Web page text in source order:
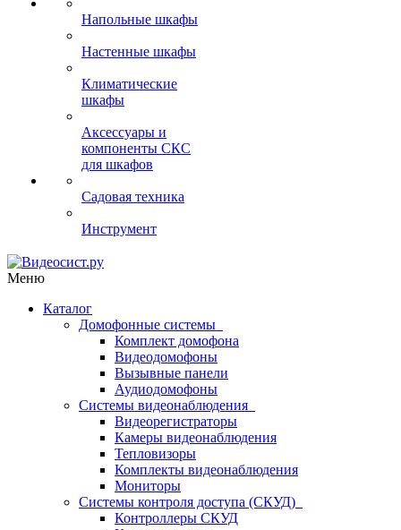
Напольные шкафы
Настенные шкафы
Климатические
шкафы
Аксессуары и
компоненты СКС
для шкафов
Садовая техника
Инструмент
Меню
Каталог
Домофонные системы
Комплект домофона
Видеодомофоны
Вызывные панели
Аудиодомофоны
Системы видеонаблюдения
Видеорегистраторы
Камеры видеонаблюдения
Тепловизоры
Комплекты видеонаблюдения
Мониторы
Системы контроля доступа (СКУД)
Контроллеры СКУД